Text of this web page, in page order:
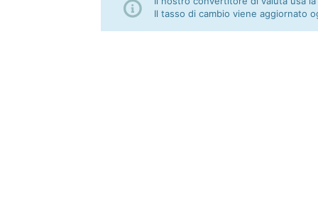
Il tasso di cambio viene aggiornato